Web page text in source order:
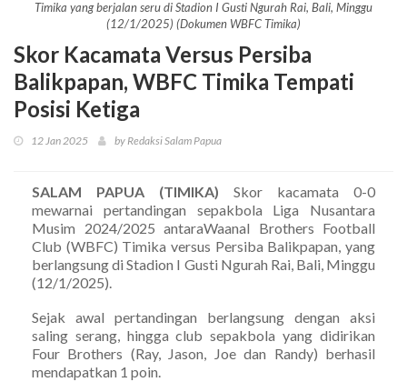
Timika yang berjalan seru di Stadion I Gusti Ngurah Rai, Bali, Minggu
(12/1/2025) (Dokumen WBFC Timika)
Skor Kacamata Versus Persiba
Balikpapan, WBFC Timika Tempati
Posisi Ketiga
12 Jan 2025 by Redaksi Salam Papua
SALAM PAPUA (TIMIKA) Skor kacamata 0-0
mewarnai pertandingan sepakbola Liga Nusantara
Musim 2024/2025 antaraWaanal Brothers Football
Club (WBFC) Timika versus Persiba Balikpapan, yang
berlangsung di Stadion I Gusti Ngurah Rai, Bali, Minggu
(12/1/2025).
Sejak awal pertandingan berlangsung dengan aksi
saling serang, hingga club sepakbola yang didirikan
Four Brothers (Ray, Jason, Joe dan Randy) berhasil
mendapatkan 1 poin.